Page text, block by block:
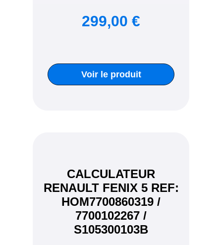
299,00 €
Voir le produit
CALCULATEUR
RENAULT FENIX 5 REF:
HOM7700860319 /
7700102267 /
S105300103B